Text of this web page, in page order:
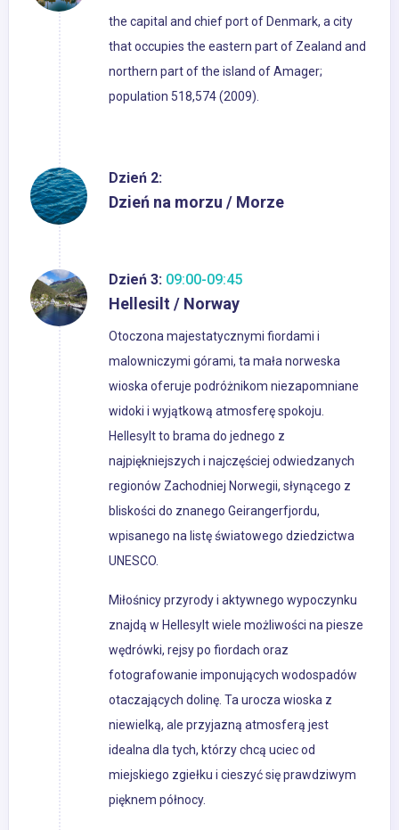
the capital and chief port of Denmark, a city
that occupies the eastern part of Zealand and
northern part of the island of Amager;
population 518,574 (2009).
Dzień 2:
Dzień na morzu / Morze
Dzień 3: 09:00-09:45
Hellesilt / Norway
Otoczona majestatycznymi fiordami i
malowniczymi górami, ta mała norweska
wioska oferuje podróżnikom niezapomniane
widoki i wyjątkową atmosferę spokoju.
Hellesylt to brama do jednego z
najpiękniejszych i najczęściej odwiedzanych
regionów Zachodniej Norwegii, słynącego z
bliskości do znanego Geirangerfjordu,
wpisanego na listę światowego dziedzictwa
UNESCO.
Miłośnicy przyrody i aktywnego wypoczynku
znajdą w Hellesylt wiele możliwości na piesze
wędrówki, rejsy po fiordach oraz
fotografowanie imponujących wodospadów
otaczających dolinę. Ta urocza wioska z
niewielką, ale przyjazną atmosferą jest
idealna dla tych, którzy chcą uciec od
miejskiego zgiełku i cieszyć się prawdziwym
pięknem północy.